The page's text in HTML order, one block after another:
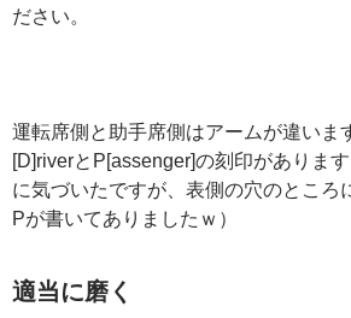
ださい。
運転席側と助手席側はアームが違いま
[D]riverとP[assenger]の刻印がありま
に気づいたですが、表側の穴のところ
Pが書いてありましたｗ）
適当に磨く